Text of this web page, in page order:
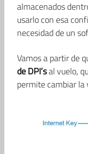
almacenados
usarlo con esa
necesidad de un
Vamos a partir de
de DPI’sal vuelo,
permite cambiar la